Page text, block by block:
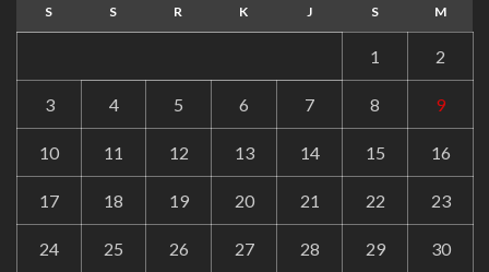
S S R K J S M
1 2
3 4 5 6 7 8 9
10 11 12 13 14 15 16
17 18 19 20 21 22 23
24 25 26 27 28 29 30